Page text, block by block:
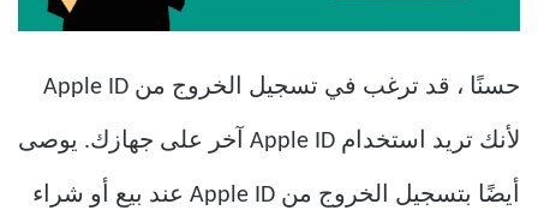
حسنًا ، قد ترغب في تسجيل الخروج من Apple ID
لأنك تريد استخدام Apple ID آخر على جهازك. يوصى
أيضًا بتسجيل الخروج من Apple ID عند بيع أو شراء